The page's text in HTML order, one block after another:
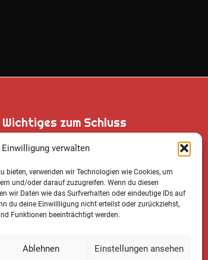
Einwilligung verwalten
bieten, verwenden wir Technologien wie Cookies, um
und/oder darauf zuzugreifen. Wenn du diesen
wir Daten wie das Surfverhalten oder eindeutige IDs auf
du deine Einwillligung nicht erteilst oder zurückziehst,
Funktionen beeinträchtigt werden.
Ablehnen Einstellungen ansehen
Wichtiges zum Schluss
Cookie Notice
Datenschutz­erklärung